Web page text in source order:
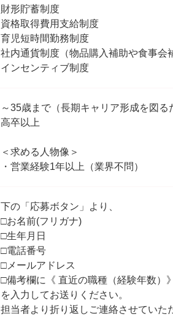
財形貯蓄制度
資格取得費用支給制度
育児短時間勤務制度
社内通貨制度（物品購入補助や食事会
インセンティブ制度
～35歳まで（長期キャリア形成を図る
高卒以上
＜求める人物像＞
・営業経験1年以上（業界不問）
下の「応募ボタン」より、
□お名前(フリガナ)
□生年月日
□電話番号
□メールアドレス
□備考欄に《 直近の職種（経験年数）》
を入力してお送りください。
担当者より折り返しご連絡させていた